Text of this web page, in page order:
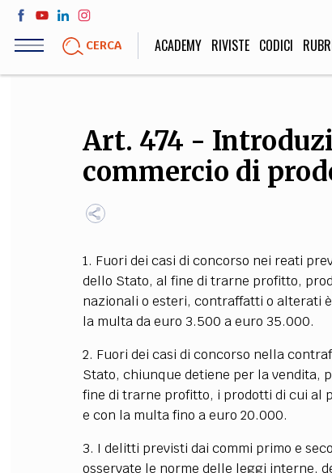
Salta
contenuto
CERCA ACADEMY RIVISTE CODICI
LIFE STYLE
Sport, Cucina, Viaggi,
Moda
Politica,
Educazione,
STORIA E
Scienze
FILODIRITTO
Art. 474 -
commercio di
1. Fuori dei casi di concorso nei reati
dello Stato, al fine di trarne profitto,
nazionali o esteri, contraffatti o alterati
la multa da euro 3.500 a euro 35.000.
2. Fuori dei casi di concorso nella
Stato, chiunque detiene per la vendita,
fine di trarne profitto, i prodotti di cui al
e con la multa fino a euro 20.000.
3. I delitti previsti dai commi primo e
osservate le norme delle leggi interne,